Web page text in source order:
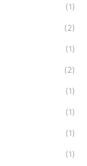
(1)
(2)
(1)
(2)
(1)
(1)
(1)
(1)